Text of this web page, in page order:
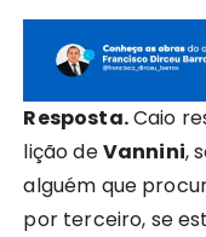
Resposta.Caio
lição deVannini,
alguém que
por terceiro, se